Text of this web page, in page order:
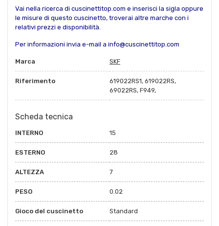
Vai nella ricerca di cuscinettitop.com e inserisci la sigla oppure
le misure di questo cuscinetto, troverai altre marche con i
relativi prezzi e disponibilità.
Per informazioni invia e-mail a info@cuscinettitop.com
Marca SKF
Riferimento
619022RS1, 619022RS,
69022RS, F949,
Scheda tecnica
INTERNO 15
ESTERNO 28
ALTEZZA 7
PESO 0.02
Gioco del cuscinetto Standard